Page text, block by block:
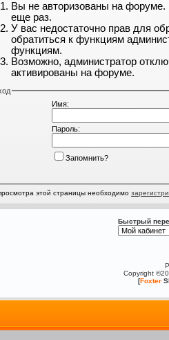
Вы не авторизованы на форуме.
еще раз.
У вас недостаточно прав для
обратиться к функциям
функциям.
Возможно, администратор
активированы на форуме.
Имя:
Пароль:
Запомнить?
этой страницы необходимо
Быстрый
Copyright
[Foxter